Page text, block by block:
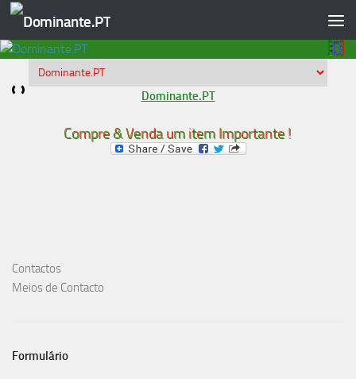
Skip to content
Dominante.PT
Compre & Venda um item Importante !
Contactos
Meios de Contacto
Formulário